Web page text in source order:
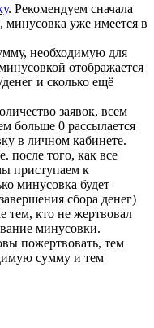
. Рекомендуем сначала
минусовка уже имеется в
необходимую для
отображается
и сколько ещё
заявок, всем
больше 0 рассылается
в личном кабинете.
после того, как все
приступаем к
минусовка будет
сбора денег)
тем, кто не жертвовал
минусовки.
пожертвовать, тем
сумму и тем